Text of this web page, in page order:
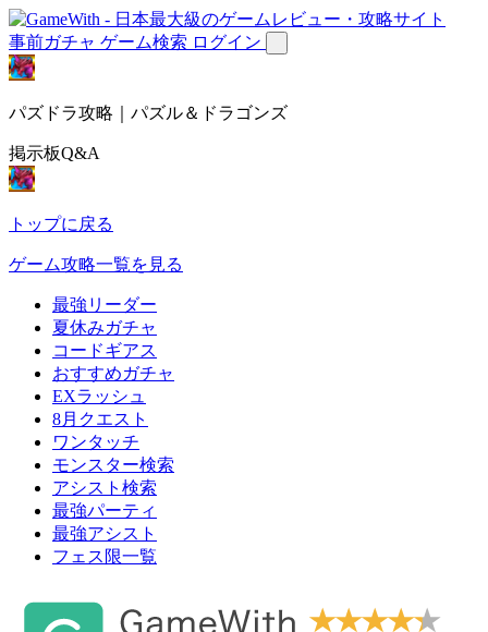
事前ガチャ ゲーム検索 ログイン
パズドラ攻略｜パズル＆ドラゴンズ
掲示板Q&A
トップに戻る
ゲーム攻略一覧を見る
最強リーダー
夏休みガチャ
コードギアス
おすすめガチャ
EXラッシュ
8月クエスト
ワンタッチ
モンスター検索
アシスト検索
最強パーティ
最強アシスト
フェス限一覧